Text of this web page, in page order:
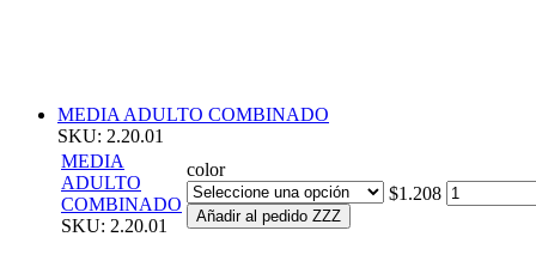
MEDIA ADULTO COMBINADO
SKU: 2.20.01
MEDIA
ADULTO
COMBINADO
SKU: 2.20.01
color
Añadir al pedido ZZZ
$1.208